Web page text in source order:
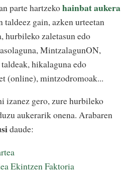
parte hartzekohainbat aukera
gain, azken urteetan
hurbileko zaletasun edo
MintzalagunON,
hikalaguna edo
(online), mintzodromoak...
izanez gero, zure hurbileko
aukerarik onena. Arabaren
daude:
Ekintzen Faktoria